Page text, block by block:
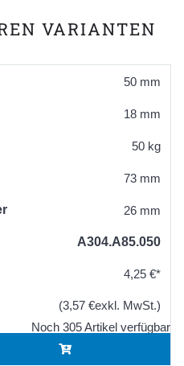
VARIANTEN
50 mm
18 mm
50 kg
73 mm
26 mm
A304.A85.050
4,25 €*
(3,57 €exkl. MwSt.)
Noch 305 Artikel verfügbar